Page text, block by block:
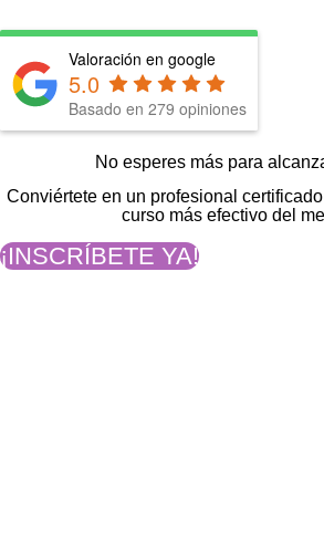
Valoración en google
5.0
Basado en 279 opiniones
No esperes más para
Conviértete en un profesional
curso más efectivo del
¡INSCRÍBETE YA!